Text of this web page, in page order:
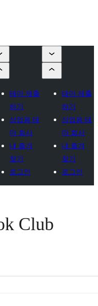
테마 제출
하기
상업용 테
마 회사
내 즐겨
찾기
로그인
테마 제출
하기
상업용 테
마 회사
내 즐겨
찾기
로그인
Club